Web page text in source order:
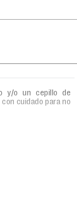
y/o un cepillo de
cuidado para no